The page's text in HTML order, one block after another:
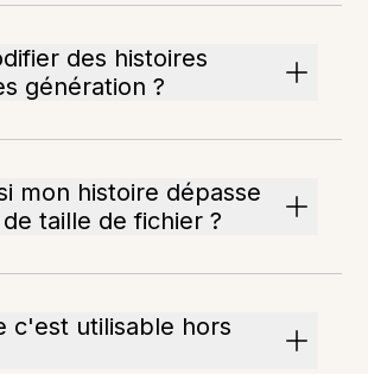
des histoires
génération ?
mon histoire dépasse
taille de fichier ?
c'est utilisable hors